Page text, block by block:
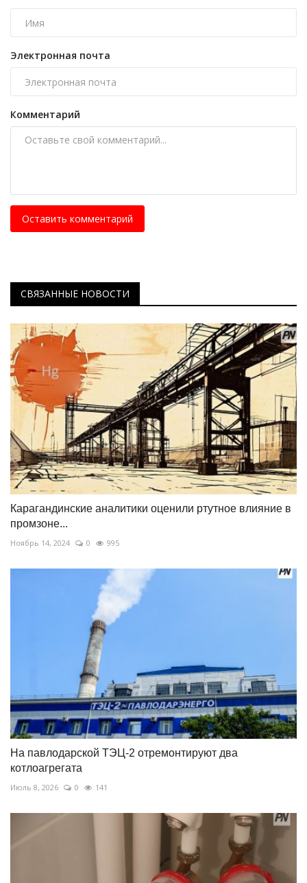
Электронная почта
Комментарий
Оставить комментарий
СВЯЗАННЫЕ НОВОСТИ
Карагандинские аналитики оценили ртутное влияние в
промзоне...
Ноябрь 14, 2024 0 995
На павлодарской ТЭЦ-2 отремонтируют два
котлоагрегата
Июль 8, 2026 0 141